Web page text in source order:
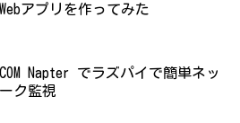
アプリを作ってみた
Napter でラズパイで簡単ネッ
ーク監視